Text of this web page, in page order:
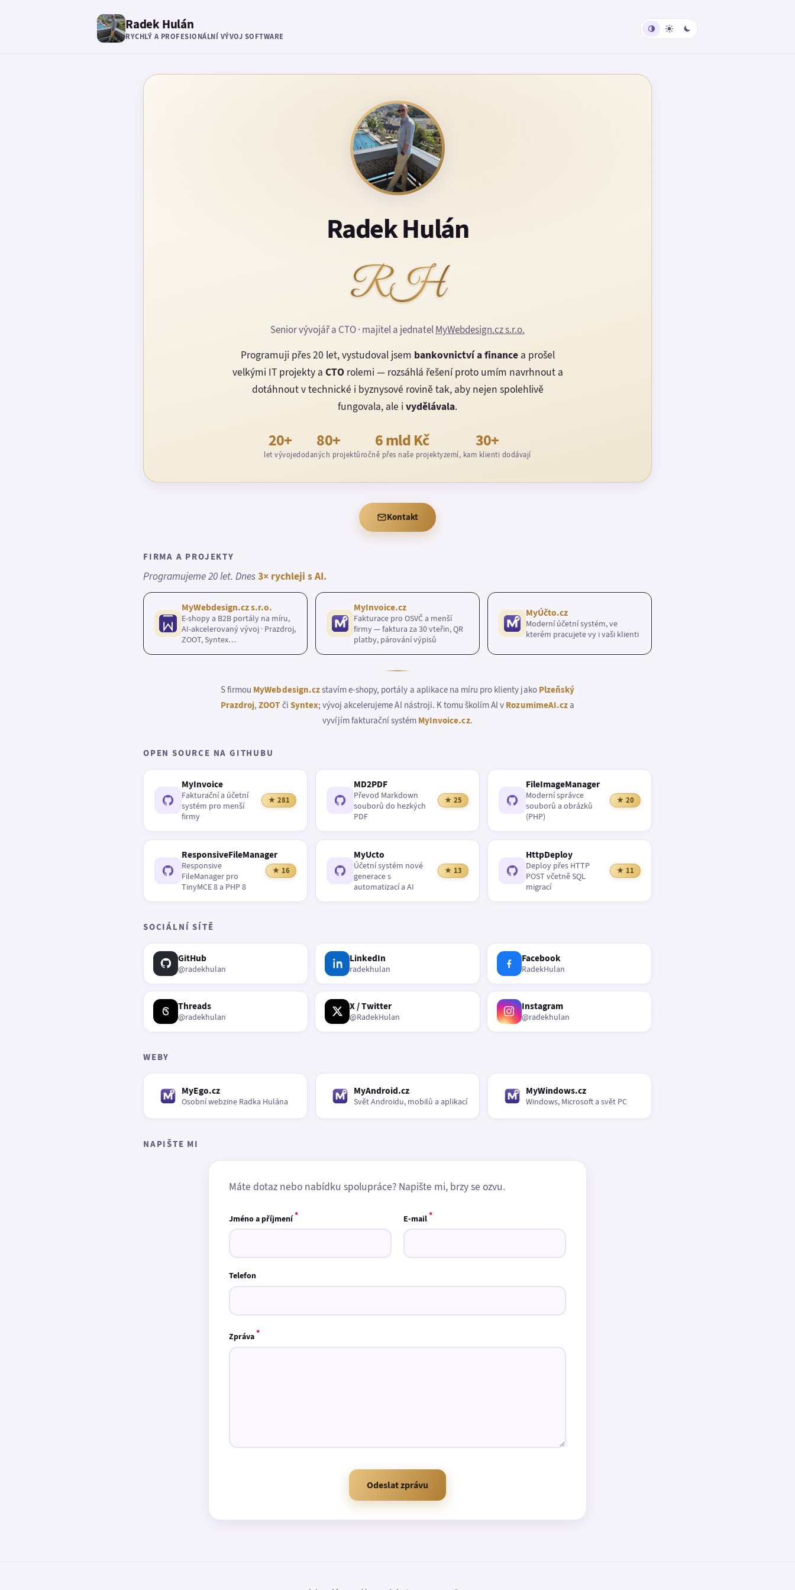
Radek Hulán
RYCHLÝ A PROFESIONÁLNÍ VÝVOJ SOFTWARE
Radek Hulán
RH
Senior vývojář a CTO · majitel a jednatelMyWebdesign.cz s.r.o.
Programuji přes 20 let, vystudoval jsem bankovnictví a financea prošel
velkými IT projekty a CTOrolemi — rozsáhlá řešení proto umím navrhnout a
dotáhnout v technické i byznysové rovině tak, aby nejen spolehlivě
fungovala, ale i vydělávala.
20+
let vývoje
80+
dodaných projektů
6 mld Kč
ročně přes naše projekty
30+
zemí, kam klienti dodávají
Kontakt
FIRMA A PROJEKTY
Programujeme 20 let. Dnes3× rychleji s AI.
MyWebdesign.cz s.r.o.
E-shopy a B2B portály na míru,
AI-akcelerovaný vývoj · Prazdroj,
ZOOT, Syntex…
MyInvoice.cz
Fakturace pro OSVČ a menší
firmy — faktura za 30 vteřin, QR
platby, párování výpisů
MyÚčto.cz
Moderní účetní systém, ve
kterém pracujete vy i vaši klienti
S firmou MyWebdesign.czstavím e-shopy, portály a aplikace na míru pro klienty jako Plzeňský
Prazdroj,ZOOT či Syntex; vývoj akcelerujeme AI nástroji. K tomu školím AI v RozumimeAI.cza
vyvíjím fakturační systém MyInvoice.cz.
OPEN SOURCE NA GITHUBU
MyInvoice
Fakturační a účetní
systém pro menší
firmy
★ 281
MD2PDF
Převod Markdown
souborů do hezkých
PDF
★ 25
FileImageManager
Moderní správce
souborů a obrázků
(PHP)
★ 20
ResponsiveFileManager
Responsive
FileManager pro
TinyMCE 8 a PHP 8
★ 16
MyUcto
Účetní systém nové
generace s
automatizací a AI
★ 13
HttpDeploy
Deploy přes HTTP
POST včetně SQL
migrací
★ 11
SOCIÁLNÍ SÍTĚ
GitHub
@radekhulan
LinkedIn
radekhulan
Facebook
RadekHulan
Threads
@radekhulan
X / Twitter
@RadekHulan
Instagram
@radekhulan
WEBY
MyEgo.cz
Osobní webzine Radka Hulána
MyAndroid.cz
Svět Androidu, mobilů a aplikací
MyWindows.cz
Windows, Microsoft a svět PC
NAPIŠTE MI
Máte dotaz nebo nabídku spolupráce? Napište mi, brzy se ozvu.
Jméno a příjmení* E-mail*
Telefon
Zpráva*
Odeslat zprávu